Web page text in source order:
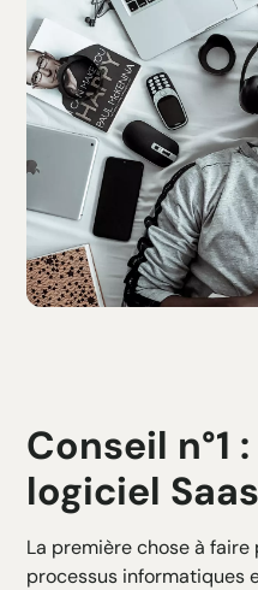
Conseil n°1
logiciel Saas
La première chose à
processus informatiques